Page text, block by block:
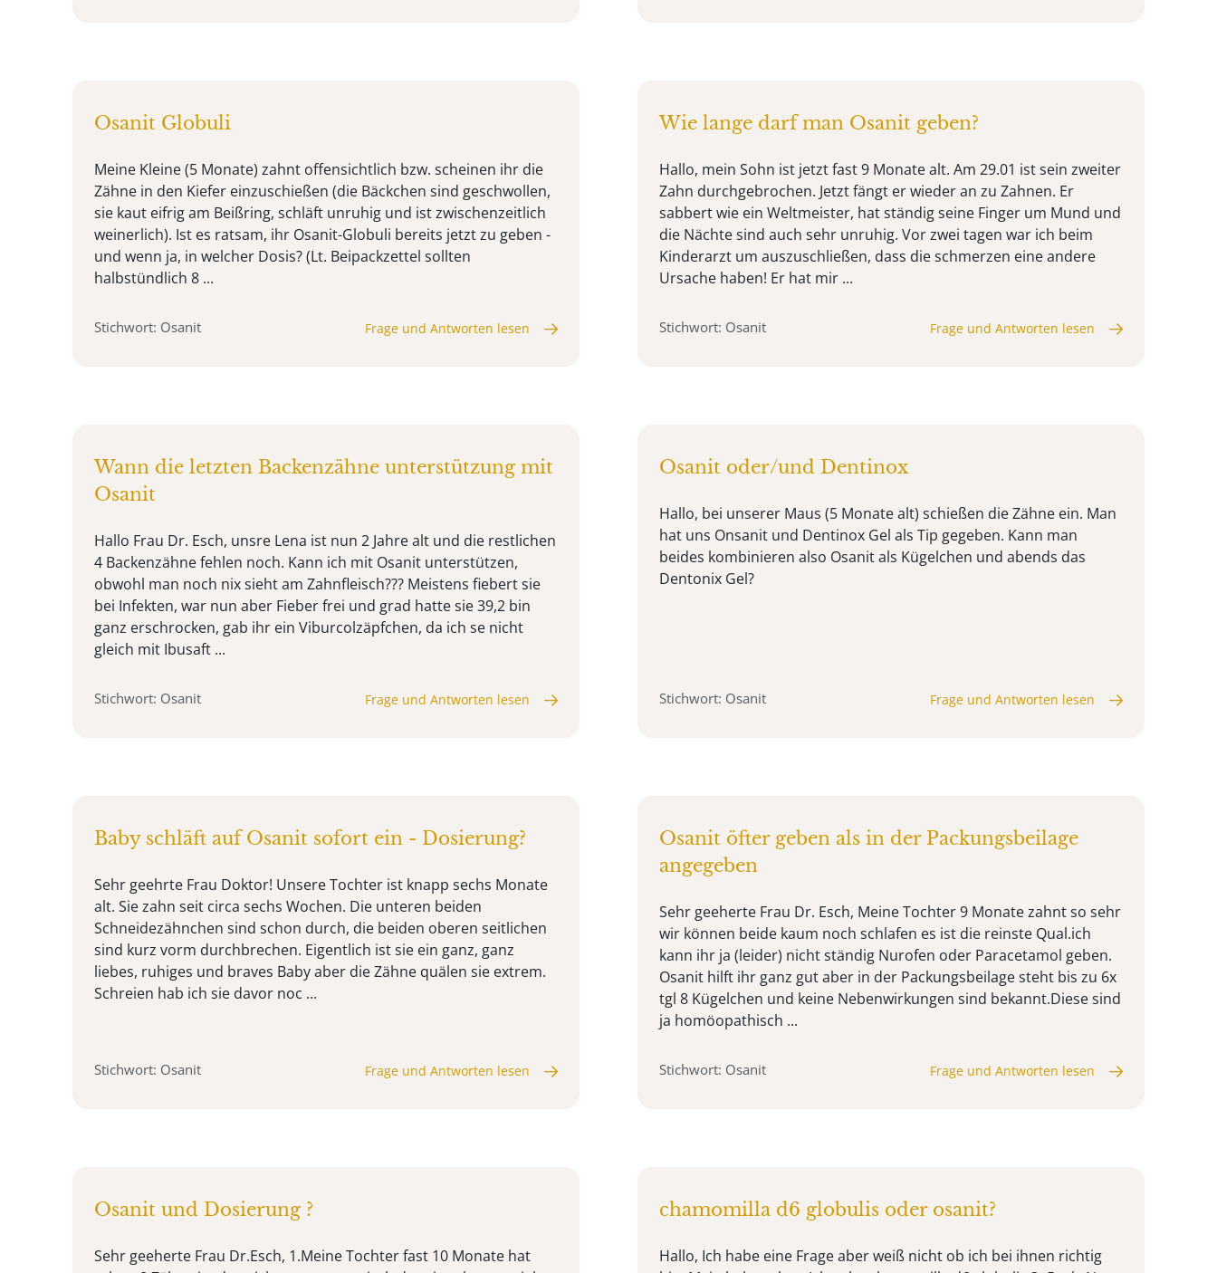
Osanit Globuli
Meine Kleine (5 Monate) zahnt offensichtlich bzw. scheinen ihr die
Zähne in den Kiefer einzuschießen (die Bäckchen sind geschwollen,
sie kaut eifrig am Beißring, schläft unruhig und ist zwischenzeitlich
weinerlich). Ist es ratsam, ihr Osanit-Globuli bereits jetzt zu geben -
und wenn ja, in welcher Dosis? (Lt. Beipackzettel sollten
halbstündlich 8 ...
Stichwort: Osanit Frage und Antworten lesen
Wie lange darf man Osanit geben?
Hallo, mein Sohn ist jetzt fast 9 Monate alt. Am 29.01 ist sein zweiter
Zahn durchgebrochen. Jetzt fängt er wieder an zu Zahnen. Er
sabbert wie ein Weltmeister, hat ständig seine Finger um Mund und
die Nächte sind auch sehr unruhig. Vor zwei tagen war ich beim
Kinderarzt um auszuschließen, dass die schmerzen eine andere
Ursache haben! Er hat mir ...
Stichwort: Osanit Frage und Antworten lesen
Wann die letzten Backenzähne unterstützung mit
Osanit
Hallo Frau Dr. Esch, unsre Lena ist nun 2 Jahre alt und die restlichen
4 Backenzähne fehlen noch. Kann ich mit Osanit unterstützen,
obwohl man noch nix sieht am Zahnfleisch??? Meistens fiebert sie
bei Infekten, war nun aber Fieber frei und grad hatte sie 39,2 bin
ganz erschrocken, gab ihr ein Viburcolzäpfchen, da ich se nicht
gleich mit Ibusaft ...
Stichwort: Osanit Frage und Antworten lesen
Osanit oder/und Dentinox
Hallo, bei unserer Maus (5 Monate alt) schießen die Zähne ein. Man
hat uns Onsanit und Dentinox Gel als Tip gegeben. Kann man
beides kombinieren also Osanit als Kügelchen und abends das
Dentonix Gel?
Stichwort: Osanit Frage und Antworten lesen
Baby schläft auf Osanit sofort ein - Dosierung?
Sehr geehrte Frau Doktor! Unsere Tochter ist knapp sechs Monate
alt. Sie zahn seit circa sechs Wochen. Die unteren beiden
Schneidezähnchen sind schon durch, die beiden oberen seitlichen
sind kurz vorm durchbrechen. Eigentlich ist sie ein ganz, ganz
liebes, ruhiges und braves Baby aber die Zähne quälen sie extrem.
Schreien hab ich sie davor noc ...
Stichwort: Osanit Frage und Antworten lesen
Osanit öfter geben als in der Packungsbeilage
angegeben
Sehr geeherte Frau Dr. Esch, Meine Tochter 9 Monate zahnt so sehr
wir können beide kaum noch schlafen es ist die reinste Qual.ich
kann ihr ja (leider) nicht ständig Nurofen oder Paracetamol geben.
Osanit hilft ihr ganz gut aber in der Packungsbeilage steht bis zu 6x
tgl 8 Kügelchen und keine Nebenwirkungen sind bekannt.Diese sind
ja homöopathisch ...
Stichwort: Osanit Frage und Antworten lesen
Osanit und Dosierung ?
Sehr geeherte Frau Dr.Esch, 1.Meine Tochter fast 10 Monate hat
chamomilla d6 globulis oder osanit?
Hallo, Ich habe eine Frage aber weiß nicht ob ich bei ihnen richtig